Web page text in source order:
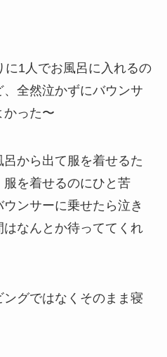
に1人でお風呂に入れるの
全然泣かずにバウンサ
かった〜
から出て服を着せるた
を着せるのにひと苦
ンサーに乗せたら泣き
なんとか待っててくれ
グではなくそのまま寝